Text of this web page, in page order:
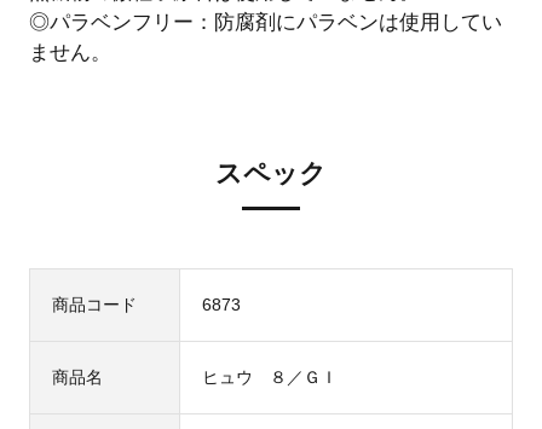
◎パラベンフリー：防腐剤にパラベンは使用してい
ません。
スペック
商品コード 6873
商品名 ヒュウ ８／ＧＩ